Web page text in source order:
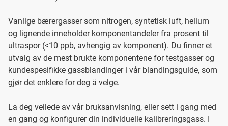
Vanlige bærergasser som nitrogen, syntetisk luft, helium
og lignende inneholder komponentandeler fra prosent til
ultraspor (<10 ppb, avhengig av komponent). Du finner et
utvalg av de mest brukte komponentene for testgasser og
kundespesifikke gassblandinger i vår blandingsguide, som
gjør det enklere for deg å velge.
La deg veilede av vår bruksanvisning, eller sett i gang med
en gang og konfigurer din individuelle kalibreringsgass. I